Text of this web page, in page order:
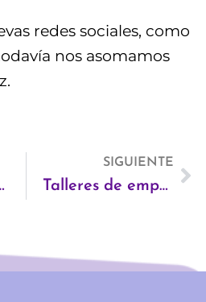
redes sociales, como
nos asomamos
el rol clave de las mujeres
SIGUIENTE
Talleres de emprendimiento